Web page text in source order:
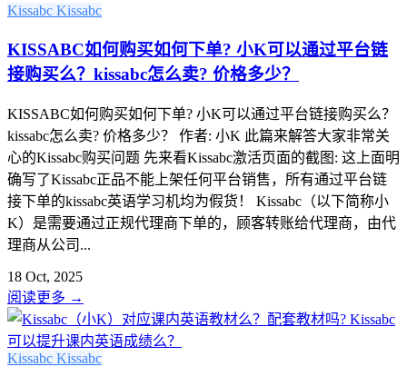
Kissabc Kissabc
KISSABC如何购买如何下单? 小K可以通过平台链
接购买么？kissabc怎么卖? 价格多少？
KISSABC如何购买如何下单? 小K可以通过平台链接购买么？
kissabc怎么卖? 价格多少？ 作者: 小K 此篇来解答大家非常关
心的Kissabc购买问题 先来看Kissabc激活页面的截图: 这上面明
确写了Kissabc正品不能上架任何平台销售，所有通过平台链
接下单的kissabc英语学习机均为假货！ Kissabc（以下简称小
K）是需要通过正规代理商下单的，顾客转账给代理商，由代
理商从公司...
18 Oct, 2025
阅读更多 →
Kissabc Kissabc